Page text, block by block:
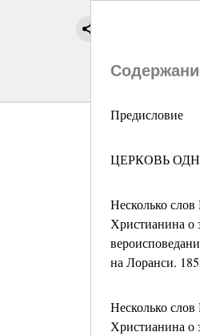
Предисловие
ЦЕРКОВЬ
Несколько
Христианина о
на Лоранси.
Несколько
Христианина о